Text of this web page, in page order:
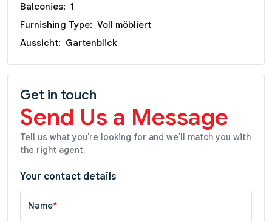
Balconies: 1
Furnishing Type: Voll möbliert
Aussicht: Gartenblick
Get in touch
Send Us a Message
Tell us what you're looking for and we'll match you with
the right agent.
Your contact details
Name*